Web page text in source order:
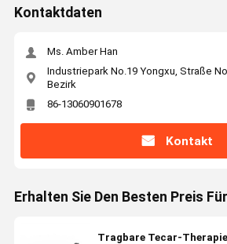
Kontaktdaten
Ms. Amber Han
Industriepark No.19 Yongxu, Straße
Bezirk
86-13060901678
Kontakt
Erhalten Sie Den Besten Preis Für
Tragbare Tecar-